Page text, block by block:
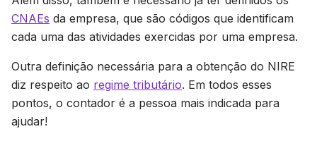
CNAEs da empresa, que são códigos que identificam
cada uma das atividades exercidas por uma empresa.
Outra definição necessária para a obtenção do NIRE
diz respeito ao regime tributário. Em todos esses
pontos, o contador é a pessoa mais indicada para
ajudar!